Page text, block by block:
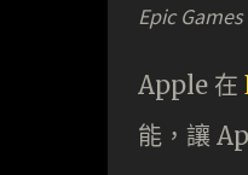
Epic
Apple 在
能，讓